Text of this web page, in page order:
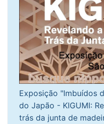
Exposição "Imbuídos
do Japão - KIGUMI:
trás da junta de